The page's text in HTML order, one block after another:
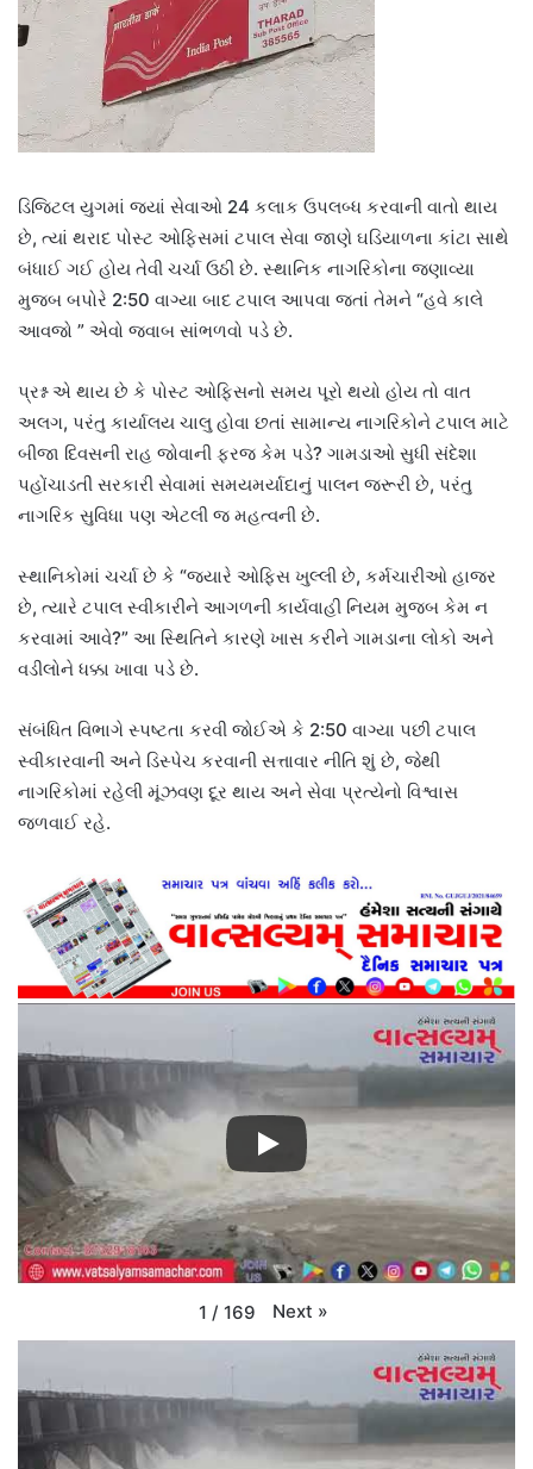
ડિજિટલ યુગમાં જ્યાં સેવાઓ 24 કલાક ઉપલબ્ધ કરવાની વાતો થાય
છે, ત્યાં થરાદ પોસ્ટ ઓફિસમાં ટપાલ સેવા જાણે ઘડિયાળના કાંટા સાથે
બંધાઈ ગઈ હોય તેવી ચર્ચા ઉઠી છે. સ્થાનિક નાગરિકોના જણાવ્યા
મુજબ બપોરે 2:50 વાગ્યા બાદ ટપાલ આપવા જતાં તેમને “હવે કાલે
આવજો ” એવો જવાબ સાંભળવો પડે છે.
પ્રશ્ન એ થાય છે કે પોસ્ટ ઓફિસનો સમય પૂરો થયો હોય તો વાત
અલગ, પરંતુ કાર્યાલય ચાલુ હોવા છતાં સામાન્ય નાગરિકોને ટપાલ માટે
બીજા દિવસની રાહ જોવાની ફરજ કેમ પડે? ગામડાઓ સુધી સંદેશા
પહોંચાડતી સરકારી સેવામાં સમયમર્યાદાનું પાલન જરૂરી છે, પરંતુ
નાગરિક સુવિધા પણ એટલી જ મહત્વની છે.
સ્થાનિકોમાં ચર્ચા છે કે “જ્યારે ઓફિસ ખુલ્લી છે, કર્મચારીઓ હાજર
છે, ત્યારે ટપાલ સ્વીકારીને આગળની કાર્યવાહી નિયમ મુજબ કેમ ન
કરવામાં આવે?” આ સ્થિતિને કારણે ખાસ કરીને ગામડાના લોકો અને
વડીલોને ધક્કા ખાવા પડે છે.
સંબંધિત વિભાગે સ્પષ્ટતા કરવી જોઈએ કે 2:50 વાગ્યા પછી ટપાલ
સ્વીકારવાની અને ડિસ્પેચ કરવાની સત્તાવાર નીતિ શું છે, જેથી
નાગરિકોમાં રહેલી મૂંઝવણ દૂર થાય અને સેવા પ્રત્યેનો વિશ્વાસ
જળવાઈ રહે.
1 / 169 Next »